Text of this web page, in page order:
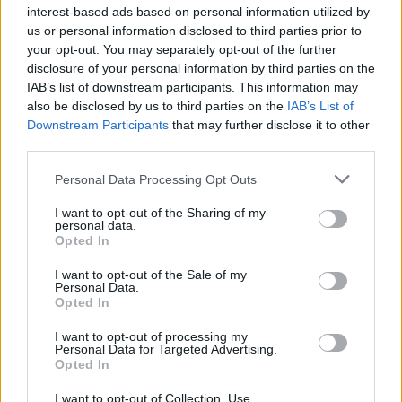
interest-based ads based on personal information utilized by
us or personal information disclosed to third parties prior to
your opt-out. You may separately opt-out of the further
disclosure of your personal information by third parties on the
IAB’s list of downstream participants. This information may
also be disclosed by us to third parties on the IAB’s List of
Downstream Participants that may further disclose it to other
Personal Data Processing Opt Outs
I want to opt-out of the Sharing of my
personal data.
Opted In
I want to opt-out of the Sale of my
Personal Data.
Opted In
I want to opt-out of processing my
Personal Data for Targeted Advertising.
Opted In
I want to opt-out of Collection, Use,
страна на приватниот партнер. Значи колегите
вработени кај нас веќе од денес се на работа и
ќе го чекаме исходот што ќе биде брзо,
најверојатно максимум за недели, истакна Азир
Алиу.
Тој денеска одржа работна средба со
Биљал Касами со цел да се разгледаат
приоритетите за инфраструктурно
унапредување на здравствената установа и
реконструкција на постојните капацитети.
© Vecer.mk, правата за текстот се на редакцијата
ДРЖАВАТА ЈАКНЕЕ ПРЕКУ
НАЦИОНАЛНОТО ПОМИРУВАЊЕ,